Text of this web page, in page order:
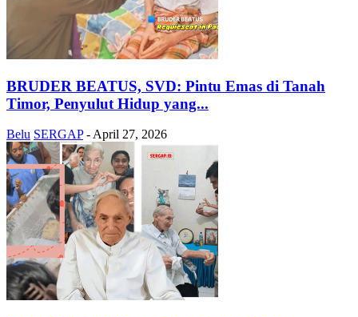
BRUDER BEATUS, SVD: Pintu Emas di Tanah
Timor, Penyulut Hidup yang...
Belu SERGAP - April 27, 2026